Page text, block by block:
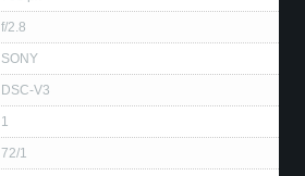
f/2.8
SONY
DSC-V3
1
72/1